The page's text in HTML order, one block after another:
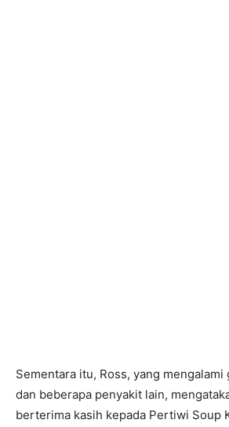
Sementara itu, Ross, yang
dan beberapa penyakit lain,
berterima kasih kepada Pertiwi Soup